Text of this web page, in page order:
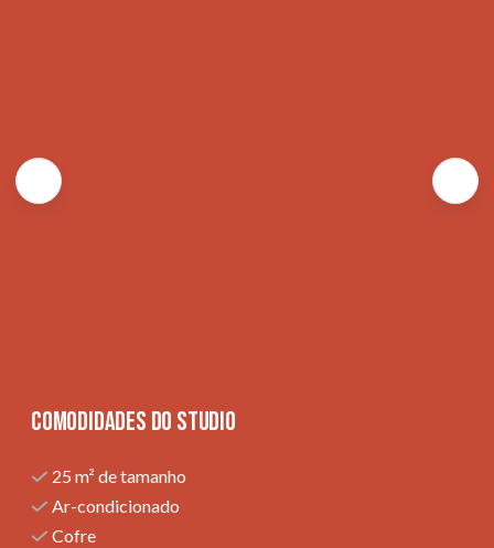
Comodidades do studio
25 m² de tamanho
Ar-condicionado
Cofre